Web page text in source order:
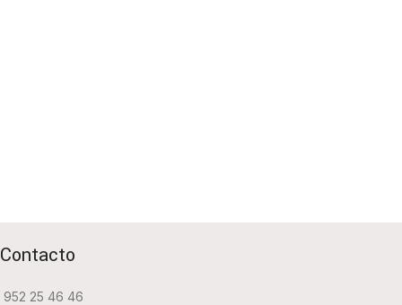
Contacto
952 25 46 46